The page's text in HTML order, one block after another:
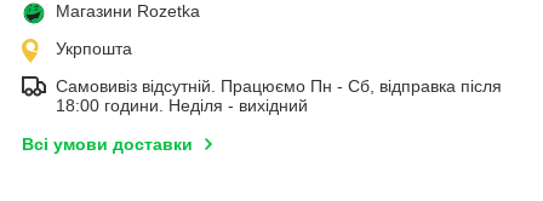
Магазини Rozetka
Укрпошта
Самовивіз відсутній. Працюємо Пн - Сб, відправка після
18:00 години. Неділя - вихідний
Всі умови доставки